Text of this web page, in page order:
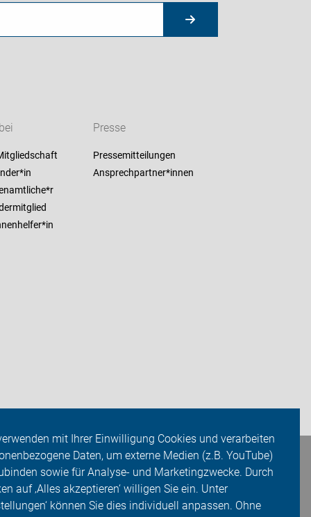
mit Ihrer Einwilligung Cookies und verarbeiten
Daten, um externe Medien (z.B. YouTube)
sowie für Analyse- und Marketingzwecke. Durch
auf ‚Alles akzeptieren‘ willigen Sie ein. Unter
können Sie dies individuell anpassen. Ohne
Presse
Pressemitteilungen
Ansprechpartner*innen